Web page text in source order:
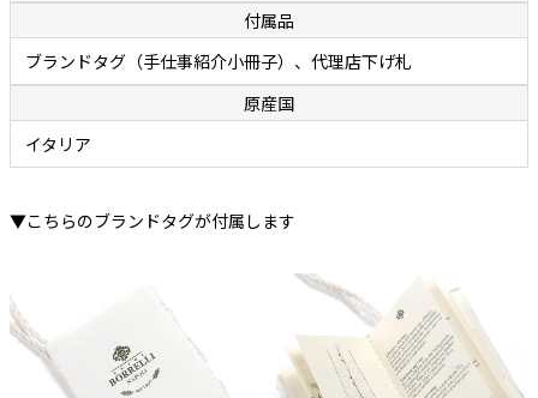
付属品
ブランドタグ（手仕事紹介小冊子）、代理店下げ札
原産国
イタリア
▼こちらのブランドタグが付属します